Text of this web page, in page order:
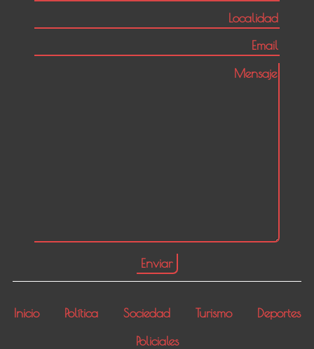
Inicio Política Sociedad Turismo
Deportes
Policiales